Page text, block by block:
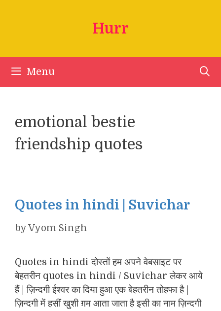
Hurr
Menu
emotional bestie
friendship quotes
Quotes in hindi | Suvichar
byVyom Singh
Quotes in hindi दोस्तों हम अपने वेबसाइट पर
बेहतरीन quotes in hindi / Suvichar लेकर आये
हैं | ज़िन्दगी ईश्वर का दिया हुआ एक बेहतरीन तोहफा है |
ज़िन्दगी में हसीं खुशी ग़म आता जाता है इसी का नाम ज़िन्दगी